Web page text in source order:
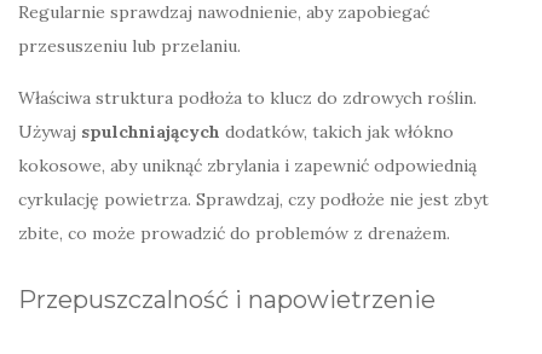
Regularnie sprawdzaj nawodnienie, aby zapobiegać
przesuszeniu lub przelaniu.
Właściwa struktura podłoża to klucz do zdrowych roślin.
Używaj spulchniających dodatków, takich jak włókno
kokosowe, aby uniknąć zbrylania i zapewnić odpowiednią
cyrkulację powietrza. Sprawdzaj, czy podłoże nie jest zbyt
zbite, co może prowadzić do problemów z drenażem.
Przepuszczalność i napowietrzenie